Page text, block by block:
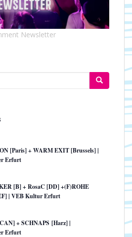
Newsletter
[Paris] + WARM EXIT [Brussels] |
Erfurt
[B] + RosaC [DD] +(F)ROHE
| VEB Kultur Erfurt
+ SCHNAPS [Harz] |
Erfurt